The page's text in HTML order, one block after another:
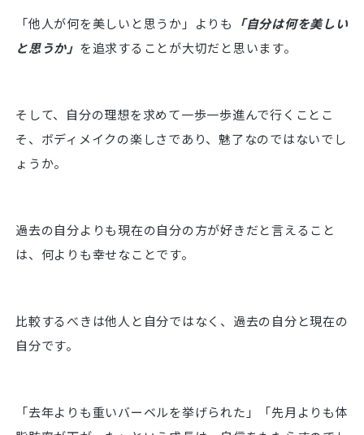
「他人が何を美しいと思うか」よりも
「自分は何を美しい
と思うか」 を追求することが大切だと思います。
そして、自分の理想を求めて一歩一歩進んで行くことこ
そ、ボディメイクの楽しさであり、魅了なのではないでし
ょうか。
過去の自分よりも現在の自分の方が好きだと言えること
は、何よりも幸せなことです。
比較するべきは他人と自分ではなく、過去の自分と現在の
自分です。
「去年よりも重いバーベルを挙げられた」「先月よりも体